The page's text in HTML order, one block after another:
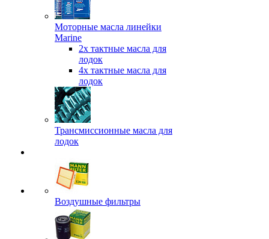
Моторные масла линейки
Marine
2х тактные масла для
лодок
4х тактные масла для
лодок
Трансмиссионные масла для
лодок
Воздушные фильтры